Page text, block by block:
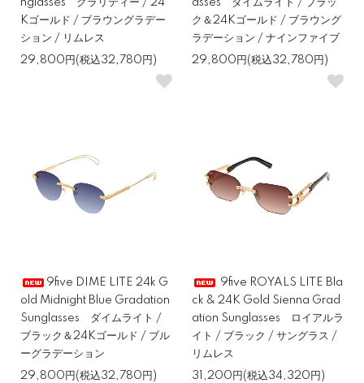
nglasses クラリティー / 24
Kゴールド / ブラウングラデー
ション / リムレス
29,800円(税込32,780円)
asses ダイムライト / ブラッ
ク＆24Kゴールド / ブラウング
ラデーション / ナインファイブ
29,800円(税込32,780円)
9five DIME LITE 24k G
old Midnight Blue Gradation
Sunglasses ダイムライト /
ブラック＆24Kゴールド / ブル
ーグラデーション
29,800円(税込32,780円)
9five ROYALS LITE Bla
ck & 24K Gold Sienna Grad
ation Sunglasses ロイアルラ
イト / ブラック / サングラス /
リムレス
31,200円(税込34,320円)